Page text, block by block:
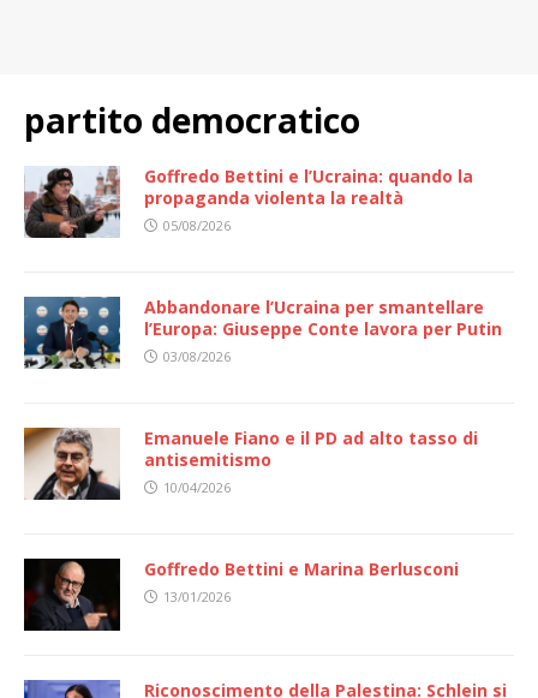
partito democratico
Goffredo Bettini e l’Ucraina: quando la
propaganda violenta la realtà
05/08/2026
Abbandonare l’Ucraina per smantellare
l’Europa: Giuseppe Conte lavora per Putin
03/08/2026
Emanuele Fiano e il PD ad alto tasso di
antisemitismo
10/04/2026
Goffredo Bettini e Marina Berlusconi
13/01/2026
Riconoscimento della Palestina: Schlein si